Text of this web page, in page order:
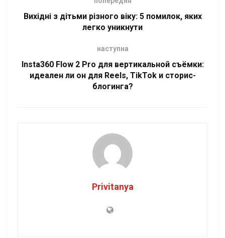
Вихідні з дітьми різного віку: 5 помилок, яких
легко уникнути
наступна
Insta360 Flow 2 Pro для вертикальной съёмки:
идеален ли он для Reels, TikTok и сторис-
блогинга?
Privitanya